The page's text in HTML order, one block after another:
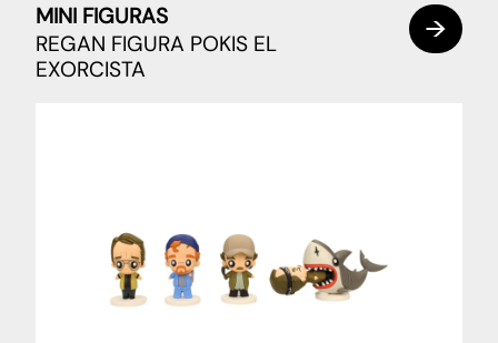
MINI FIGURAS
REGAN FIGURA POKIS EL
EXORCISTA